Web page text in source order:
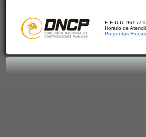
E.E.U.U. 961 c/
Horario de
Preguntas